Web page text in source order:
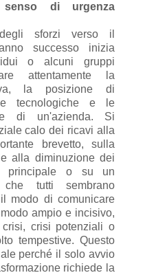
di urgenza
sforzi verso il
successo inizia
o alcuni gruppi
attentamente la
la posizione di
tecnologiche e le
di un'azienda. Si
calo dei ricavi alla
brevetto, sulla
alla diminuzione dei
principale o su un
che tutti sembrano
modo di comunicare
ampio e incisivo,
crisi potenziali o
tempestive. Questo
perché il solo avvio
richiede la